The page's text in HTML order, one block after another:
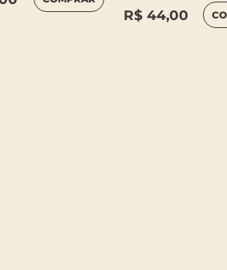
R$ 44,00